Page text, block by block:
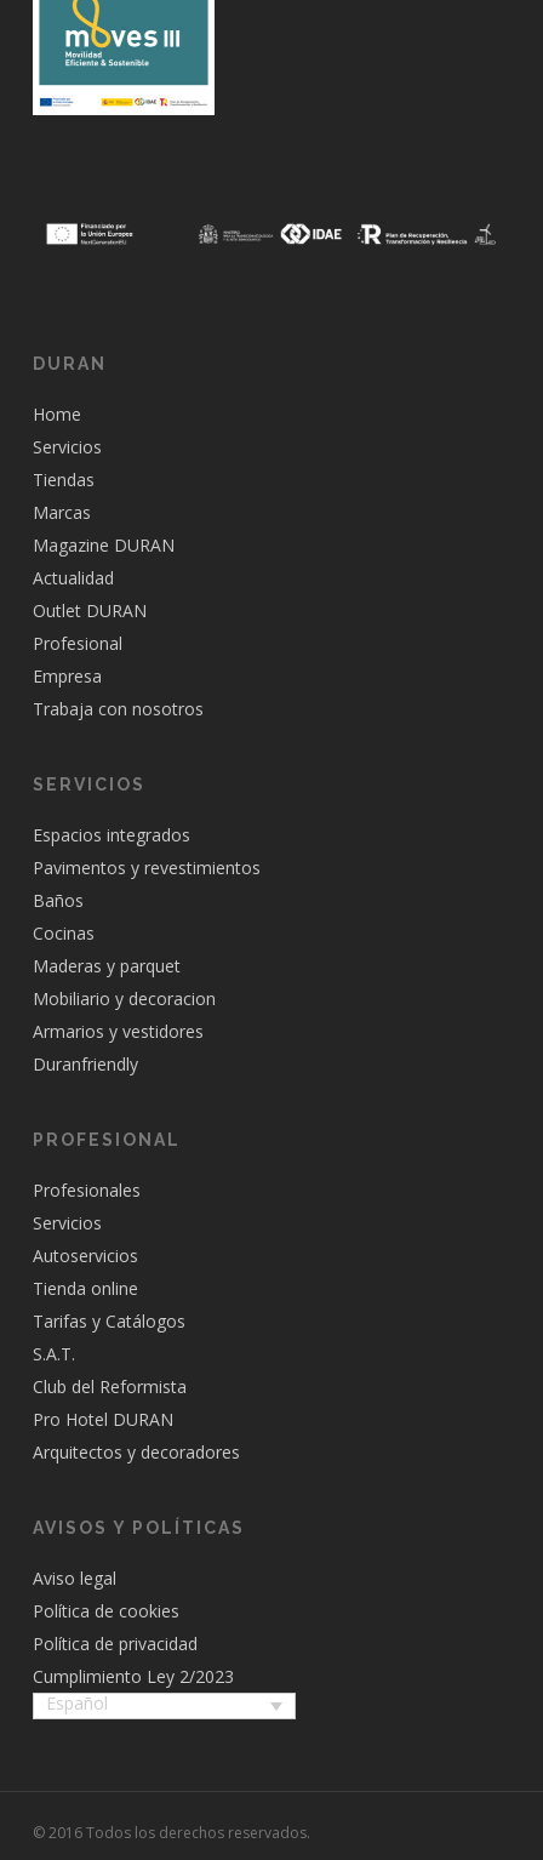
DURAN
Home
Servicios
Tiendas
Marcas
Magazine DURAN
Actualidad
Outlet DURAN
Profesional
Empresa
Trabaja con nosotros
SERVICIOS
Espacios integrados
Pavimentos y revestimientos
Baños
Cocinas
Maderas y parquet
Mobiliario y decoracion
Armarios y vestidores
Duranfriendly
PROFESIONAL
Profesionales
Servicios
Autoservicios
Tienda online
Tarifas y Catálogos
S.A.T.
Club del Reformista
Pro Hotel DURAN
Arquitectos y decoradores
AVISOS Y POLÍTICAS
Aviso legal
Política de cookies
Política de privacidad
Cumplimiento Ley 2/2023
Español
© 2016 Todos los derechos reservados.